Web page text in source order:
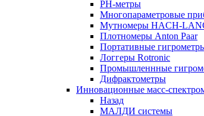
РH-метры
Многопараметровые
Мутномеры HACH-
Плотномеры Anton Paar
Портативные
Логгеры Rotronic
Промышленнные
Дифрактометры
Инновационные масс-
Назад
МАЛДИ системы